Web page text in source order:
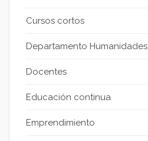
Cursos cortos
Departamento Humanidades
Docentes
Educación continua
Emprendimiento